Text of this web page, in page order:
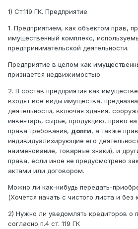
1) Ст.119 ГК. Предприятие
1. Предприятием, как объектом прав,
имущественный комплекс,
предпринимательской деятельности.
Предприятие в целом как
признается недвижимостью.
2. В состав предприятия как
входят все виды имущества,
деятельности, включая здания,
инвентарь, сырье, продукцию, право
права требования, долги, а также
индивидуализирующие его
наименование, товарные знаки), и
права, если иное не предусмотрено
актами или договором.
Можно ли как-нибудь передать-
(Хочется начать с чистого листа и без
2) Нужно ли уведомлять кредиторов о
согласно п.4 ст. 119 ГК